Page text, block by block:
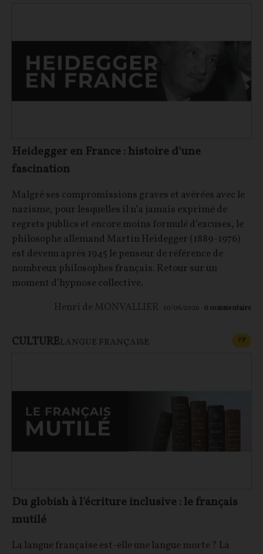
Heidegger en France : histoire d'une
fascination
Malgré ses compromissions graves et avérées avec le
nazisme, pour lesquelles il n’a jamais exprimé de
regrets publics et encore moins formulé d’excuses, le
philosophe allemand Martin Heidegger (1889-1976)
est devenu après 1945 le penseur de référence de
nombreux philosophes français. Retour sur un
moment d’hypnose collective.
Henri de MONVALLIER 10/06/2026 0 commentaire
CULTURELANGUE FRANÇAISE FP
Du globish à l'écriture inclusive : le français
mutilé
La langue française est-elle une langue morte ? La